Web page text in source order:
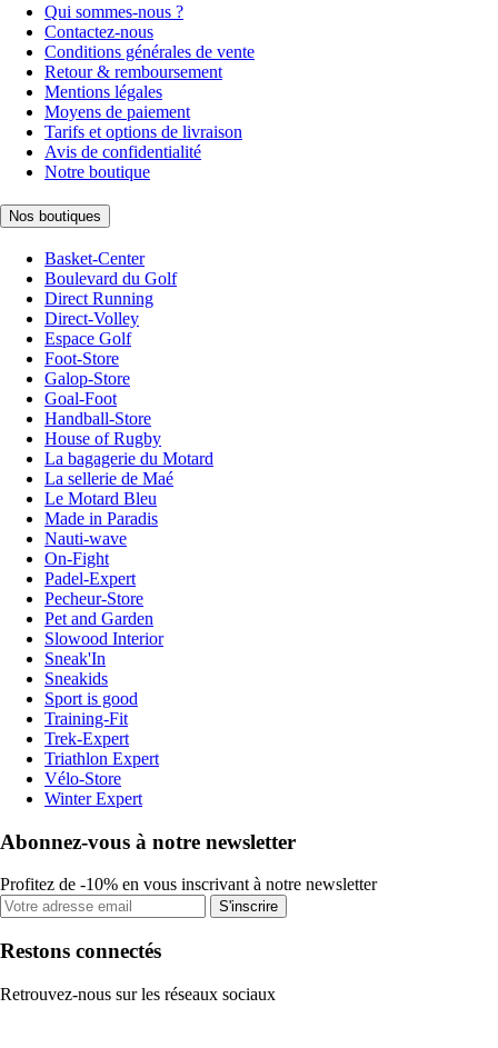
Qui sommes-nous ?
Contactez-nous
Conditions générales de vente
Retour & remboursement
Mentions légales
Moyens de paiement
Tarifs et options de livraison
Avis de confidentialité
Notre boutique
Nos boutiques
Basket-Center
Boulevard du Golf
Direct Running
Direct-Volley
Espace Golf
Foot-Store
Galop-Store
Goal-Foot
Handball-Store
House of Rugby
La bagagerie du Motard
La sellerie de Maé
Le Motard Bleu
Made in Paradis
Nauti-wave
On-Fight
Padel-Expert
Pecheur-Store
Pet and Garden
Slowood Interior
Sneak'In
Sneakids
Sport is good
Training-Fit
Trek-Expert
Triathlon Expert
Vélo-Store
Winter Expert
Abonnez-vous à notre newsletter
Profitez de -10% en vous inscrivant à notre newsletter
S'inscrire
Restons connectés
Retrouvez-nous sur les réseaux sociaux